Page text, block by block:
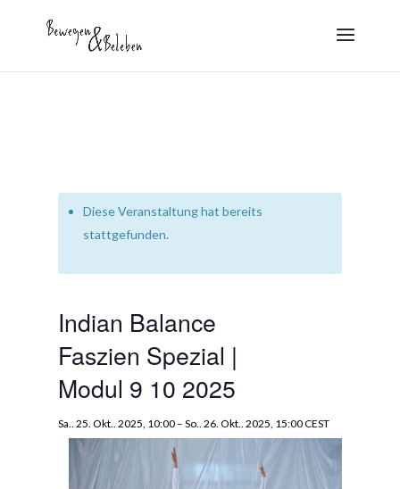
Diese Veranstaltung hat bereits
stattgefunden.
Indian Balance
Faszien Spezial |
Modul 9 10 2025
Sa.. 25. Okt.. 2025, 10:00– So.. 26. Okt.. 2025, 15:00CEST